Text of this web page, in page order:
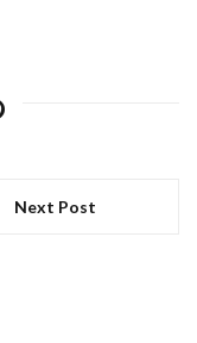
Next Post